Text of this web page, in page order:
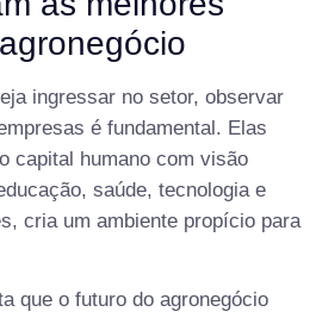
ingressar no setor, observar
é fundamental. Elas
capital humano com visão
saúde, tecnologia e
cria um ambiente propício para
que o futuro do agronegócio